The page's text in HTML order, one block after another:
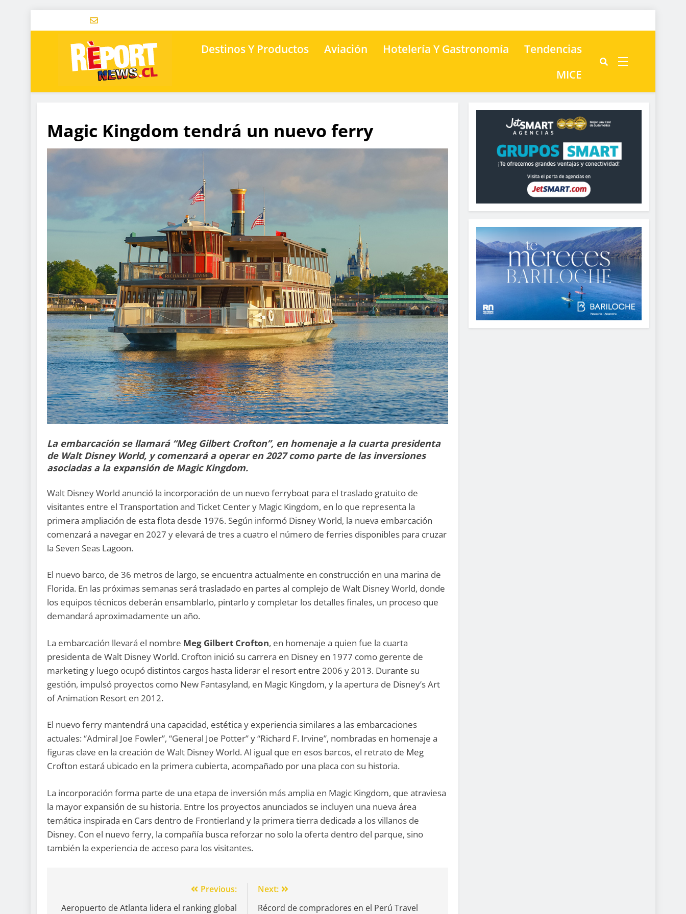
Destinos Y Productos Aviación Hotelería Y Gastronomía
Tendencias
MICE
Magic Kingdom tendrá un nuevo ferry
La embarcación se llamará “Meg Gilbert Crofton”, en homenaje a la cuarta presidenta
de Walt Disney World, y comenzará a operar en 2027 como parte de las inversiones
asociadas a la expansión de Magic Kingdom.
Walt Disney World anunció la incorporación de un nuevo ferryboat para el traslado gratuito de
visitantes entre el Transportation and Ticket Center y Magic Kingdom, en lo que representa la
primera ampliación de esta flota desde 1976. Según informó Disney World, la nueva embarcación
comenzará a navegar en 2027 y elevará de tres a cuatro el número de ferries disponibles para cruzar
la Seven Seas Lagoon.
El nuevo barco, de 36 metros de largo, se encuentra actualmente en construcción en una marina de
Florida. En las próximas semanas será trasladado en partes al complejo de Walt Disney World, donde
los equipos técnicos deberán ensamblarlo, pintarlo y completar los detalles finales, un proceso que
demandará aproximadamente un año.
La embarcación llevará el nombre Meg Gilbert Crofton, en homenaje a quien fue la cuarta
presidenta de Walt Disney World. Crofton inició su carrera en Disney en 1977 como gerente de
marketing y luego ocupó distintos cargos hasta liderar el resort entre 2006 y 2013. Durante su
gestión, impulsó proyectos como New Fantasyland, en Magic Kingdom, y la apertura de Disney’s Art
of Animation Resort en 2012.
El nuevo ferry mantendrá una capacidad, estética y experiencia similares a las embarcaciones
actuales: “Admiral Joe Fowler”, “General Joe Potter” y “Richard F. Irvine”, nombradas en homenaje a
figuras clave en la creación de Walt Disney World. Al igual que en esos barcos, el retrato de Meg
Crofton estará ubicado en la primera cubierta, acompañado por una placa con su historia.
La incorporación forma parte de una etapa de inversión más amplia en Magic Kingdom, que atraviesa
la mayor expansión de su historia. Entre los proyectos anunciados se incluyen una nueva área
temática inspirada en Cars dentro de Frontierland y la primera tierra dedicada a los villanos de
Disney. Con el nuevo ferry, la compañía busca reforzar no solo la oferta dentro del parque, sino
también la experiencia de acceso para los visitantes.
Previous:
Aeropuerto de Atlanta lidera el ranking global
Next:
Récord de compradores en el Perú Travel